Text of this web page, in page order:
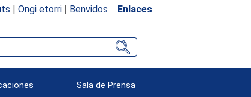
| Ongi etorri| Benvidos Enlaces
Sala de Prensa